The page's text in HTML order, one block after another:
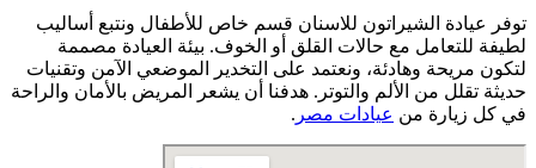
توفر عيادة الشيراتون للاسنان قسم خاص للأطفال ونتبع أساليب
لطيفة للتعامل مع حالات القلق أو الخوف. بيئة العيادة مصممة
لتكون مريحة وهادئة، ونعتمد على التخدير الموضعي الآمن وتقنيات
حديثة تقلل من الألم والتوتر. هدفنا أن يشعر المريض بالأمان والراحة
في كل زيارة من عيادات مصر .